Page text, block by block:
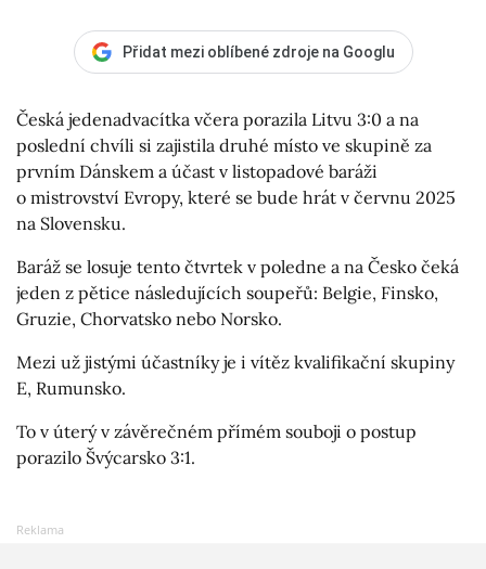
Přidat mezi oblíbené zdroje na Googlu
Česká jedenadvacítka včera porazila Litvu 3:0 a na
poslední chvíli si zajistila druhé místo ve skupině za
prvním Dánskem a účast v listopadové baráži
o mistrovství Evropy, které se bude hrát v červnu 2025
na Slovensku.
Baráž se losuje tento čtvrtek v poledne a na Česko čeká
jeden z pětice následujících soupeřů: Belgie, Finsko,
Gruzie, Chorvatsko nebo Norsko.
Mezi už jistými účastníky je i vítěz kvalifikační skupiny
E, Rumunsko.
To v úterý v závěrečném přímém souboji o postup
porazilo Švýcarsko 3:1.